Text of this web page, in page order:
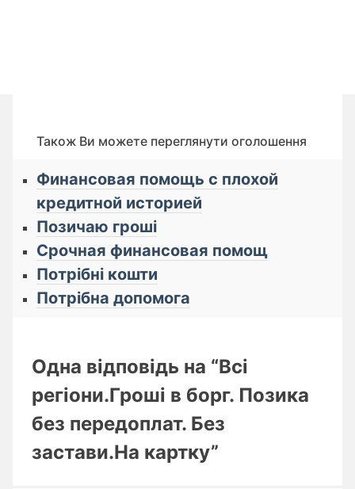
Також Ви можете переглянути оголошення
Финансовая помощь с плохой
кредитной историей
Позичаю гроші
Срочная финансовая помощ
Потрібні кошти
Потрібна допомога
Одна відповідь на “Всі
регіони.Гроші в борг. Позика
без передоплат. Без
застави.На картку”